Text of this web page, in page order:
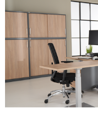
Je toestel wordt
Waardevolle
Je draagt bij aan
Samen maken we het
Meer info vindt u op
apparaten en batterijen'.
Materiaal lampekop
Materiaal poot
Tot. hoogte (mm)
Type